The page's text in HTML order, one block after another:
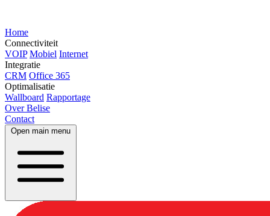
Home
Connectiviteit
VOIP Mobiel Internet
Integratie
CRM Office 365
Optimalisatie
Wallboard Rapportage
Over Belise
Contact
Open main menu